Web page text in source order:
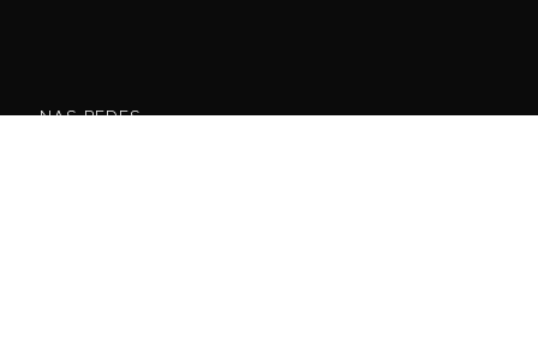
• NAS REDES •